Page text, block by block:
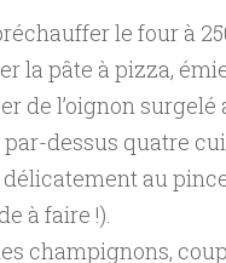
le four à
la pâte à pizza,
de l’oignon
dessus quatre
au
à faire !).
champignons,